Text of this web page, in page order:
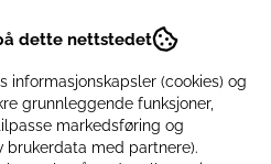
gang du handler
logget inn
inn
dette nettstedet
informasjonskapsler (cookies) og
grunnleggende funksjoner,
markedsføring og
brukerdata med partnere).